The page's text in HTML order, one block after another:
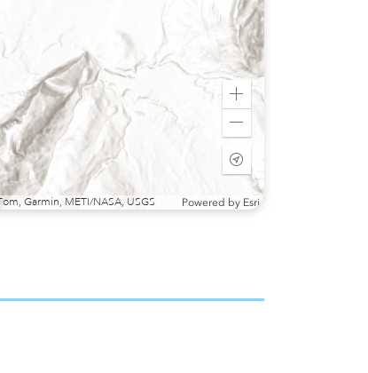
Zoom
out
Start
tracking
location
Garmin, METI/NASA, USGS Powered by Esri